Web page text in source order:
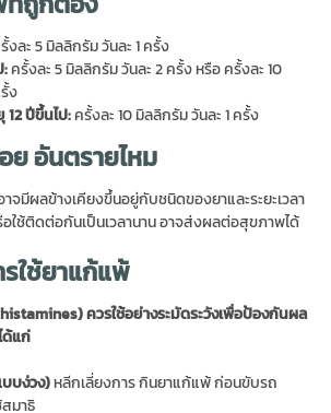
งละ 5 มิลลิกรัม วันละ 1 ครั้ง
: ครั้งละ 5 มิลลิกรัม วันละ 2 ครั้ง หรือ ครั้งละ 10
ง
12 ปีขึ้นไป:ครั้งละ 10 มิลลิกรัม วันละ 1 ครั้ง
ย อันตรายไหม
จมีผลข้างเคียงขึ้นอยู่กับชนิดของยาและระยะเวลา
อใช้ติดต่อกันเป็นเวลานาน อาจส่งผลต่อสุขภาพได้
รใช้ยาแก้แพ้
ควรใช้อย่างระมัดระวังเพื่อป้องกันผล
ด้แก่
บง่วง) หลีกเลี่ยงการ กินยาแก้แพ้ ก่อนขับรถ
มาธิ